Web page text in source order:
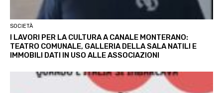
SOCIETÀ
I LAVORI PER LA CULTURA A CANALE MONTERANO:
TEATRO COMUNALE, GALLERIA DELLA SALA NATILI E
IMMOBILI DATI IN USO ALLE ASSOCIAZIONI